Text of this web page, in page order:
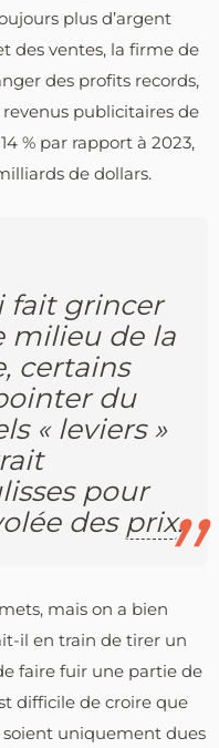
plus d’argent
des ventes, la firme de
des profits records,
publicitaires de
% par rapport à 2023,
de dollars.
fait grincer
milieu de la
certains
du
« leviers »
pour
des prix.
mais on a bien
il en train de tirer un
faire fuir une partie de
difficile de croire que
soient uniquement dues